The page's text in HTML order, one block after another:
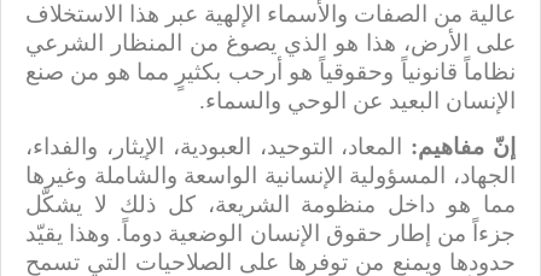
عالية من الصفات والأسماء الإلهية عبر هذا الاستخلاف
على الأرض، هذا هو الذي يصوغ من المنظار الشرعي
نظاماً قانونياً وحقوقياً هو أرحب بكثيرٍ مما هو من صنع
الإنسان البعيد عن الوحي والسماء.
إنّ مفاهيم: المعاد، التوحيد، العبودية، الإيثار، والفداء،
الجهاد، المسؤولية الإنسانية الواسعة والشاملة وغيرها
مما هو داخل منظومة الشريعة، كل ذلك لا يشكّل
جزءاً من إطار حقوق الإنسان الوضعية دوماً. وهذا يقيّد
حدودها ويمنع من توفرها على الصلاحيات التي تسمح